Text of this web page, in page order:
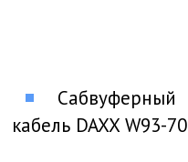
Сабвуферный
кабель DAXX W93-70